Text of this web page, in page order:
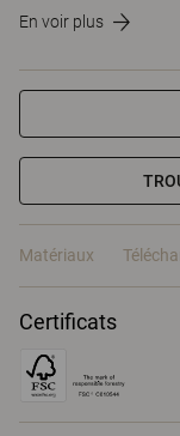
En voir plus
Matériaux
Certificats